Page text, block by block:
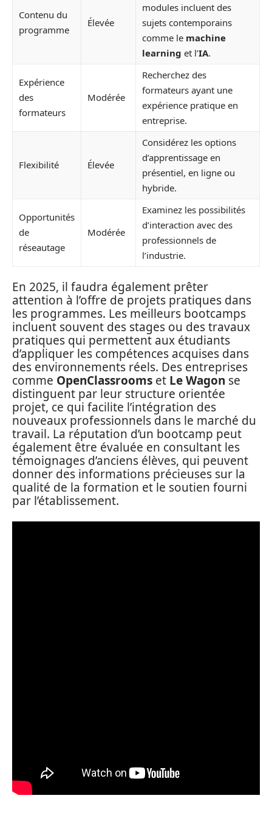
Contenu du
programme
Élevée
modules incluent des
sujets contemporains
comme le machine
learning et l’IA.
Expérience
des
formateurs
Modérée
Recherchez des
formateurs ayant une
expérience pratique en
entreprise.
Flexibilité Élevée
Considérez les options
d’apprentissage en
présentiel, en ligne ou
hybride.
Opportunités
de
réseautage
Modérée
Examinez les possibilités
d’interaction avec des
professionnels de
l’industrie.
En 2025, il faudra également prêter
attention à l’offre de projets pratiques dans
les programmes. Les meilleurs bootcamps
incluent souvent des stages ou des travaux
pratiques qui permettent aux étudiants
d’appliquer les compétences acquises dans
des environnements réels. Des entreprises
comme OpenClassrooms et Le Wagon se
distinguent par leur structure orientée
projet, ce qui facilite l’intégration des
nouveaux professionnels dans le marché du
travail. La réputation d’un bootcamp peut
également être évaluée en consultant les
témoignages d’anciens élèves, qui peuvent
donner des informations précieuses sur la
qualité de la formation et le soutien fourni
par l’établissement.